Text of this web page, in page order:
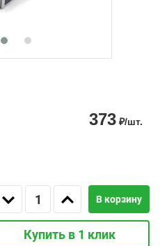
373 ₽/шт.
В корзину
Купить в 1 клик